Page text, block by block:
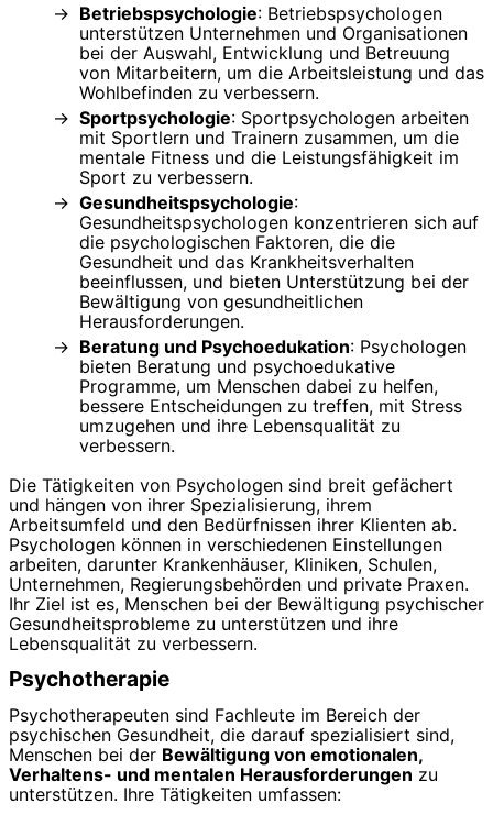
Betriebspsychologie: Betriebspsychologen
unterstützen Unternehmen und Organisationen
bei der Auswahl, Entwicklung und Betreuung
von Mitarbeitern, um die Arbeitsleistung und das
Wohlbefinden zu verbessern.
Sportpsychologie: Sportpsychologen arbeiten
mit Sportlern und Trainern zusammen, um die
mentale Fitness und die Leistungsfähigkeit im
Sport zu verbessern.
Gesundheitspsychologie:
Gesundheitspsychologen konzentrieren sich auf
die psychologischen Faktoren, die die
Gesundheit und das Krankheitsverhalten
beeinflussen, und bieten Unterstützung bei der
Bewältigung von gesundheitlichen
Herausforderungen.
Beratung und Psychoedukation: Psychologen
bieten Beratung und psychoedukative
Programme, um Menschen dabei zu helfen,
bessere Entscheidungen zu treffen, mit Stress
umzugehen und ihre Lebensqualität zu
verbessern.
Die Tätigkeiten von Psychologen sind breit gefächert
und hängen von ihrer Spezialisierung, ihrem
Arbeitsumfeld und den Bedürfnissen ihrer Klienten ab.
Psychologen können in verschiedenen Einstellungen
arbeiten, darunter Krankenhäuser, Kliniken, Schulen,
Unternehmen, Regierungsbehörden und private Praxen.
Ihr Ziel ist es, Menschen bei der Bewältigung psychischer
Gesundheitsprobleme zu unterstützen und ihre
Lebensqualität zu verbessern.
Psychotherapie
Psychotherapeuten sind Fachleute im Bereich der
psychischen Gesundheit, die darauf spezialisiert sind,
Menschen bei der Bewältigung von emotionalen,
Verhaltens- und mentalen Herausforderungen zu
unterstützen. Ihre Tätigkeiten umfassen: